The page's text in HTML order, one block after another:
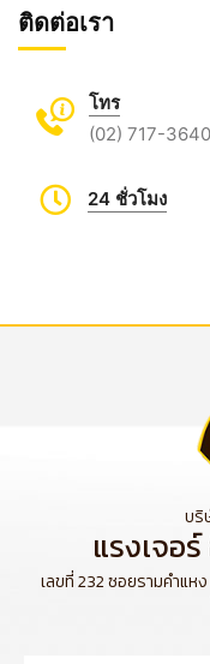
ติดต่อเรา
โทร
(02) 717-3640
24 ชั่วโมง
บริ
แรงเจอ
เลขที่ 232 ซอยรามคำแห